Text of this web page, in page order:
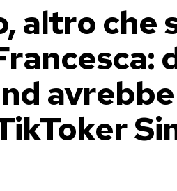
altro che
avrebbe